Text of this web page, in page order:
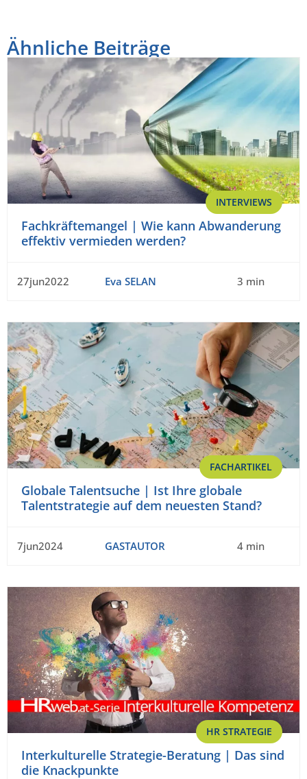
Ähnliche Beiträge
INTERVIEWS
Fachkräftemangel | Wie kann Abwanderung
effektiv vermieden werden?
27jun2022 Eva SELAN 3 min
FACHARTIKEL
Globale Talentsuche | Ist Ihre globale
Talentstrategie auf dem neuesten Stand?
7jun2024 GASTAUTOR 4 min
HR STRATEGIE
Interkulturelle Strategie-Beratung | Das sind
die Knackpunkte